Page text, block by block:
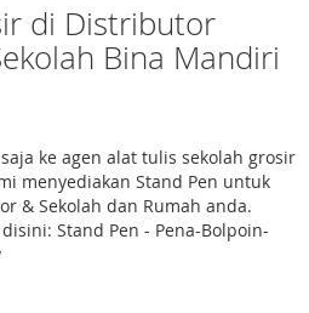
di Distributor
Bina Mandiri
ke agen alat tulis sekolah grosir
menyediakan Stand Pen untuk
& Sekolah dan Rumah anda.
Stand Pen - Pena-Bolpoin-